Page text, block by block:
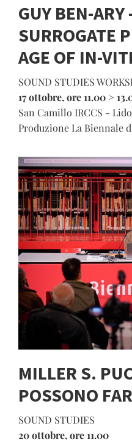
GUY BEN-
SURROGATE
AGE OF IN-
SOUND STUDIES
17 ottobre, ore 11.00 >
San Camillo IRCCS -
Produzione La Biennale
MILLER S.
POSSONO
SOUND STUDIES
20 ottobre, ore 11.00